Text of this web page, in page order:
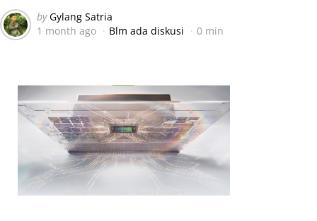
Posted
by
by Gylang Satria
1 month ago
Blm ada diskusi 0 min